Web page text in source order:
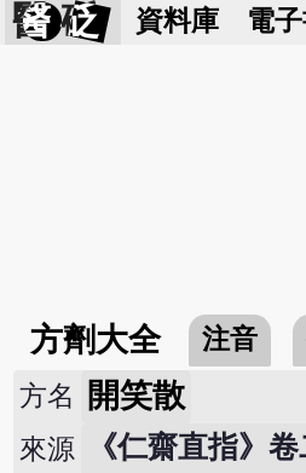
醫 砭 資料庫 電
方劑大全 注音
方名 開笑散
來源 《仁齋直指》